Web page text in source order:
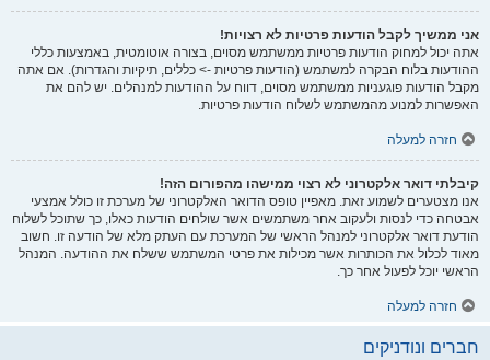
אני ממשיך לקבל הודעות פרטיות לא רצויות!
אתה יכול למחוק הודעות פרטיות ממשתמש מסוים, בצורה אוטומטית, באמצעות כללי
ההודעות בלוח הבקרה למשתמש (הודעות פרטיות -> כללים, תיקיות והגדרות). אם אתה
מקבל הודעות פוגעניות ממשתמש מסוים, דווח על ההודעות למנהלים. יש להם את
האפשרות למנוע מהמשתמש לשלוח הודעות פרטיות.
חזרה למעלה
קיבלתי דואר אלקטרוני לא רצוי ממישהו מהפורום הזה!
אנו מצטערים לשמוע זאת. מאפיין טופס הדואר האלקטרוני של מערכת זו כולל אמצעי
אבטחה כדי לנסות ולעקוב אחר משתמשים אשר שולחים הודעות כאלו, כך שתוכל לשלוח
הודעת דואר אלקטרוני למנהל הראשי של המערכת עם העתק מלא של הודעה זו. חשוב
מאוד לכלול את הכותרות אשר מכילות את פרטי המשתמש ששלח את ההודעה. המנהל
הראשי יוכל לפעול אחר כך.
חזרה למעלה
חברים ונודניקים